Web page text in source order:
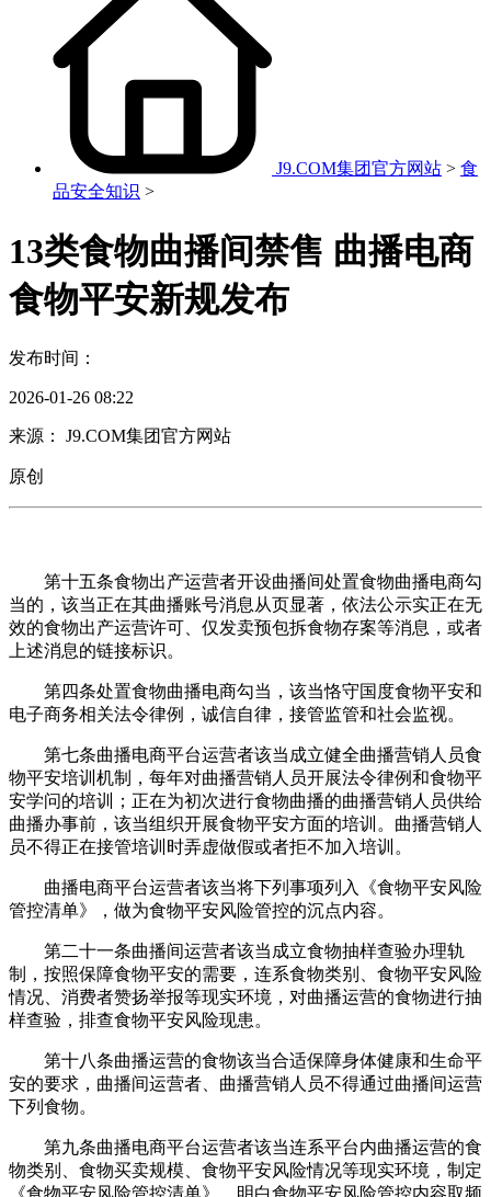
J9.COM集团官方网站 > 食
品安全知识 >
13类食物曲播间禁售 曲播电商
食物平安新规发布
发布时间：
2026-01-26 08:22
来源： J9.COM集团官方网站
原创
第十五条食物出产运营者开设曲播间处置食物曲播电商勾
当的，该当正在其曲播账号消息从页显著，依法公示实正在无
效的食物出产运营许可、仅发卖预包拆食物存案等消息，或者
上述消息的链接标识。
第四条处置食物曲播电商勾当，该当恪守国度食物平安和
电子商务相关法令律例，诚信自律，接管监管和社会监视。
第七条曲播电商平台运营者该当成立健全曲播营销人员食
物平安培训机制，每年对曲播营销人员开展法令律例和食物平
安学问的培训；正在为初次进行食物曲播的曲播营销人员供给
曲播办事前，该当组织开展食物平安方面的培训。曲播营销人
员不得正在接管培训时弄虚做假或者拒不加入培训。
曲播电商平台运营者该当将下列事项列入《食物平安风险
管控清单》，做为食物平安风险管控的沉点内容。
第二十一条曲播间运营者该当成立食物抽样查验办理轨
制，按照保障食物平安的需要，连系食物类别、食物平安风险
情况、消费者赞扬举报等现实环境，对曲播运营的食物进行抽
样查验，排查食物平安风险现患。
第十八条曲播运营的食物该当合适保障身体健康和生命平
安的要求，曲播间运营者、曲播营销人员不得通过曲播间运营
下列食物。
第九条曲播电商平台运营者该当连系平台内曲播运营的食
物类别、食物买卖规模、食物平安风险情况等现实环境，制定
《食物平安风险管控清单》，明白食物平安风险管控内容取频